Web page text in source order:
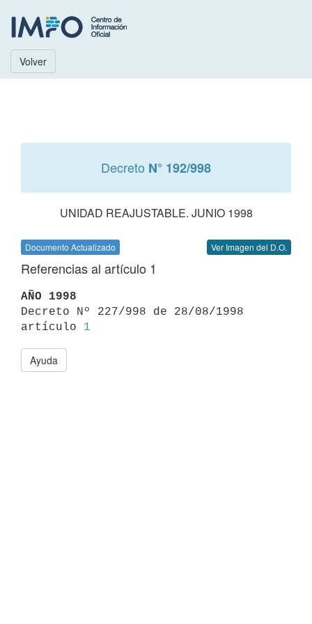
Volver
Decreto N° 192/998
UNIDAD REAJUSTABLE. JUNIO 1998
Documento Actualizado Ver Imagen del D.O.
Referencias al artículo 1
AÑO 1998
Decreto Nº 227/998 de 28/08/1998
artículo 1
Ayuda